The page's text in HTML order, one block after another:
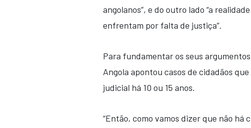
angolanos”, e do outro lado “a
enfrentam por falta de justiça”.
Para fundamentar os seus
Angola apontou casos de cidadãos
judicial há 10 ou 15 anos.
“Então, como vamos dizer que não há